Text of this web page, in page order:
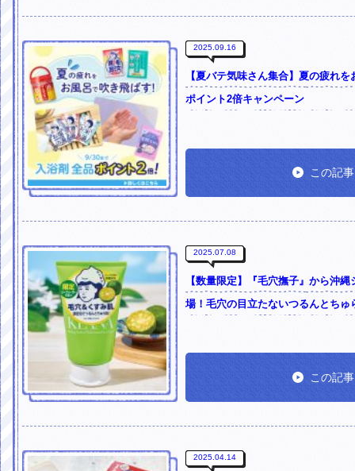
2025.09.16
【夏バテ気味さん集合】夏の疲れ
ポイント2倍キャンペーン
この記
2025.07.08
【数量限定】『毛穴撫子』から沖
場！毛穴の目立たないつるんとちゅ
この記
2025.04.14